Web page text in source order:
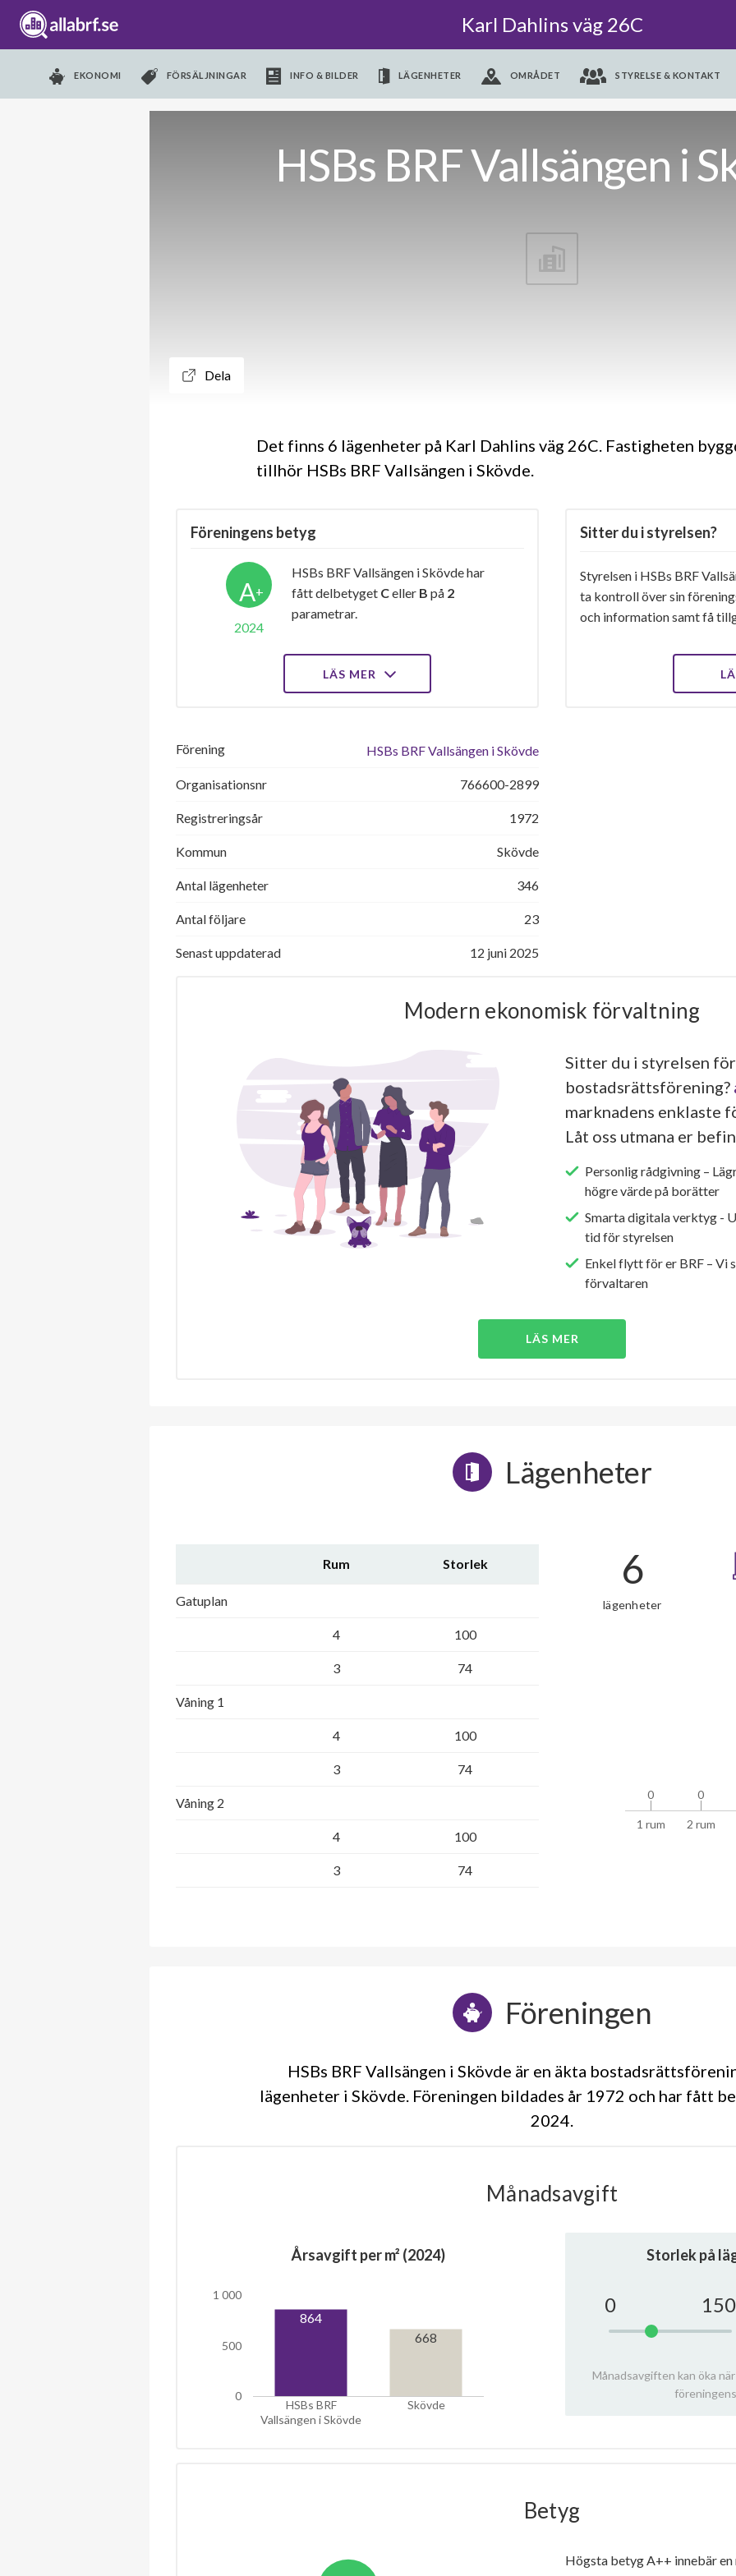
Karl Dahlins väg 26C
EKONOMI FÖRSÄLJNINGAR INFO & BILDER LÄGENHETER OMRÅDET STYRELSE & KONTAKT
HSBs BRF Vallsängen i
Dela
Det finns 6 lägenheter på Karl Dahlins väg 26C. Fastigheten
tillhör HSBs BRF Vallsängen i Skövde.
Föreningens betyg
A+
2024
HSBs BRF Vallsängen i Skövde har
fått delbetyget Celler B på 2
parametrar.
LÄS MER
Sitter du i styrelsen?
Styrelsen i HSBs BRF
ta kontroll över sin
och information samt få
Förening HSBs BRF Vallsängen i Skövde
Organisationsnr 766600-2899
Registreringsår 1972
Kommun Skövde
Antal lägenheter 346
Antal följare 23
Senast uppdaterad 12 juni 2025
Modern ekonomisk förvaltning
Sitter du i styrelsen
bostadsrättsförening?
marknadens enklaste
Låt oss utmana er
Personlig rådgivning –
högre värde på borätter
Smarta digitala verktyg -
tid för styrelsen
Enkel flytt för er BRF – Vi
förvaltaren
LÄS MER
Lägenheter
Rum Storlek
Gatuplan
4 100
3 74
Våning 1
4 100
3 74
Våning 2
4 100
3 74
6
lägenheter
1 rum 2 rum
0
0 0
0
Föreningen
HSBs BRF Vallsängen i Skövde är en äkta
lägenheter i Skövde. Föreningen bildades år 1972 och har fått
2024
Månadsavgift
Årsavgift per m² (2024)
HSBs BRF
Vallsängen i Skövde
Skövde
0
500
1 000
864
668
Storlek på
0 150
Månadsavgiften kan öka
Betyg
Högsta betyg A++ innebär